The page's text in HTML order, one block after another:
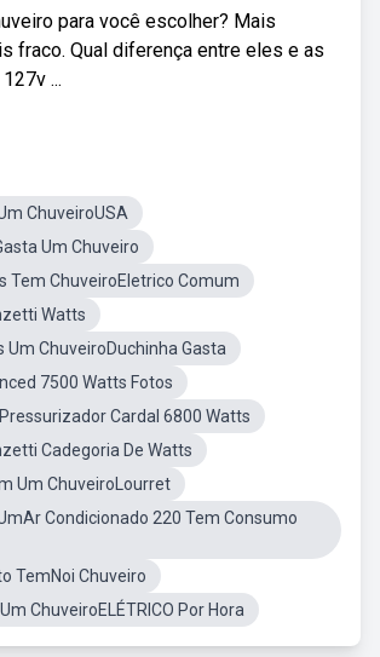
para você escolher? Mais
fraco. Qual diferença entre eles e as
...
ChuveiroUSA
Um Chuveiro
Tem ChuveiroEletrico Comum
Watts
Um ChuveiroDuchinha Gasta
7500 Watts Fotos
Cardal 6800 Watts
Cadegoria De Watts
Um ChuveiroLourret
Condicionado 220 Tem Consumo
TemNoi Chuveiro
ChuveiroELÉTRICO Por Hora